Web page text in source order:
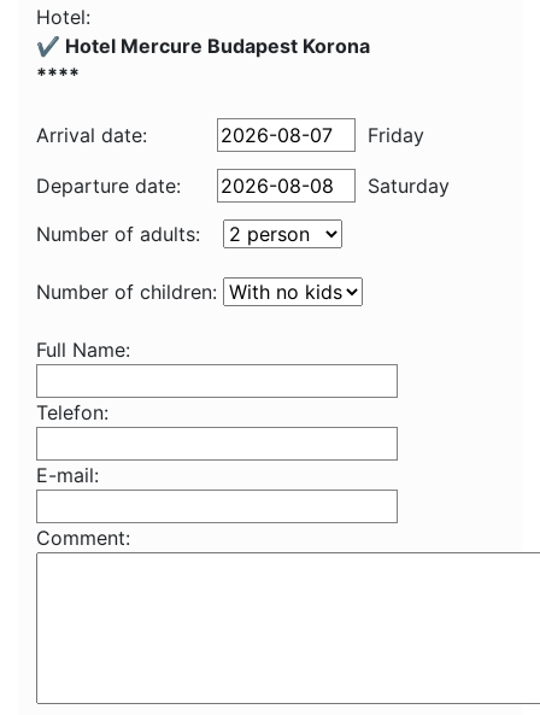
Hotel:
✔️ Hotel Mercure Budapest Korona
****
Arrival date: Friday
Departure date:
Saturday
Number of adults:
Number of children:
Full Name:
Telefon:
E-mail:
Comment: